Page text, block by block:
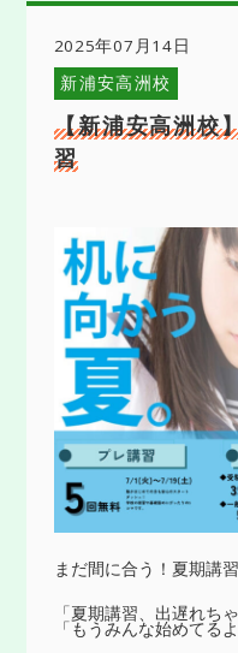
2025年07月14日
新浦安高洲校
【新浦安高洲校
習
まだ間に合う！夏期講
「夏期講習、出遅れち
「もうみんな始めてる